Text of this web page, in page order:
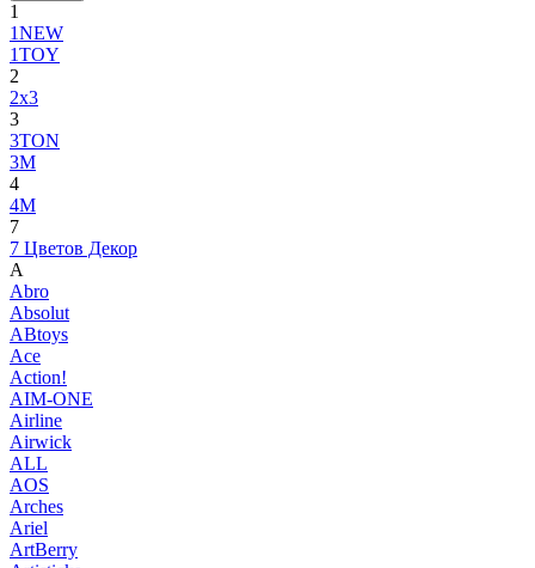
1
1NEW
1TOY
2
2x3
3
3TON
3М
4
4M
7
7 Цветов Декор
A
Abro
Absolut
ABtoys
Ace
Action!
AIM-ONE
Airline
Airwick
ALL
AOS
Arches
Ariel
ArtBerry